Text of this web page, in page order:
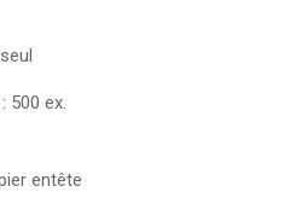
500 ex.